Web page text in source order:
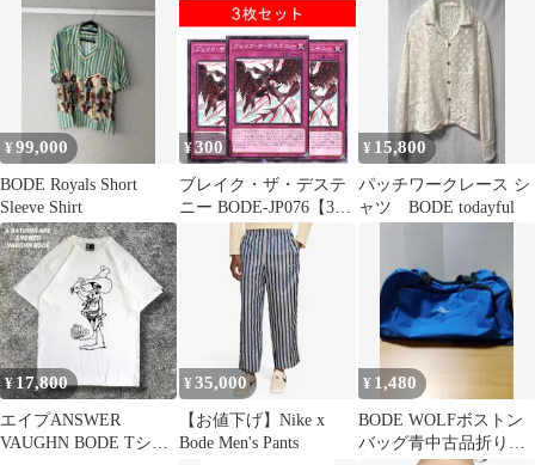
¥99,000
BODE Royals Short
Sleeve Shirt
¥300
ブレイク・ザ・デステ
ニー BODE-JP076【3枚
セット】
¥ 15,800
パッチワークレース シ
ャツ BODE todayful
¥ 17,800
エイプANSWER
VAUGHN BODE Tシャ
¥35,000
【お値下げ】Nike x
Bode Men's Pants
¥ 1,480
BODE WOLFボストン
バッグ青中古品折り曲